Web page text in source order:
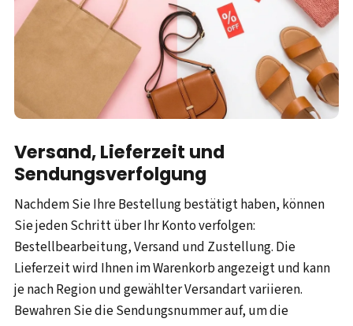
Versand, Lieferzeit und
Sendungsverfolgung
Nachdem Sie Ihre Bestellung bestätigt haben, können
Sie jeden Schritt über Ihr Konto verfolgen:
Bestellbearbeitung, Versand und Zustellung. Die
Lieferzeit wird Ihnen im Warenkorb angezeigt und kann
je nach Region und gewählter Versandart variieren.
Bewahren Sie die Sendungsnummer auf, um die